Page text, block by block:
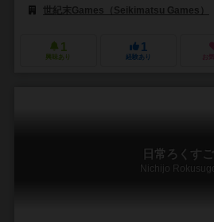
世紀末Games（Seikimatsu Games）
1
興味あり
1
経験あり お
日常ろくすご
Nichijo